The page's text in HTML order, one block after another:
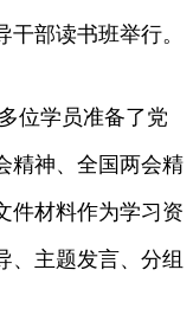
部读书班举行。
位学员准备了党
精神、全国两会精
件材料作为学习资
、主题发言、分组